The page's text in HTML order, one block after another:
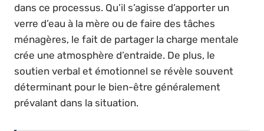
dans ce processus. Qu’il s’agisse d’apporter un
verre d’eau à la mère ou de faire des tâches
ménagères, le fait de partager la charge mentale
crée une atmosphère d’entraide. De plus, le
soutien verbal et émotionnel se révèle souvent
déterminant pour le bien-être généralement
prévalant dans la situation.